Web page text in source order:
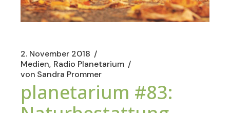
2. November 2018
Medien Radio Planetarium
von Sandra Prommer
planetarium #83: